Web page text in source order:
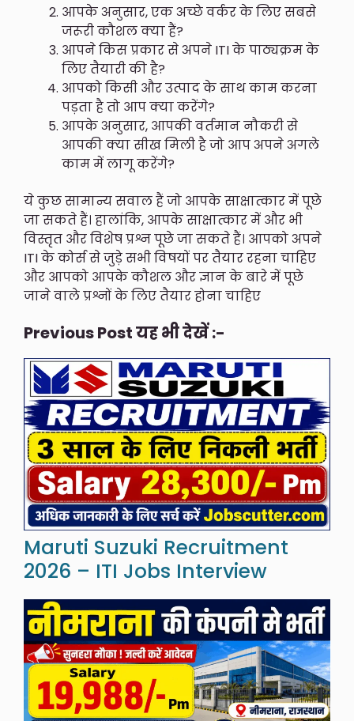
आपके अनुसार, एक अच्छे वर्कर के लिए सबसे
जरूरी कौशल क्या हैं?
आपने किस प्रकार से अपने ITI के पाठ्यक्रम के
लिए तैयारी की है?
आपको किसी और उत्पाद के साथ काम करना
पड़ता है तो आप क्या करेंगे?
आपके अनुसार, आपकी वर्तमान नौकरी से
आपकी क्या सीख मिली है जो आप अपने अगले
काम में लागू करेंगे?
ये कुछ सामान्य सवाल हैं जो आपके साक्षात्कार में पूछे
जा सकते हैं। हालांकि, आपके साक्षात्कार में और भी
विस्तृत और विशेष प्रश्न पूछे जा सकते हैं। आपको अपने
ITI के कोर्स से जुड़े सभी विषयों पर तैयार रहना चाहिए
और आपको आपके कौशल और ज्ञान के बारे में पूछे
जाने वाले प्रश्नों के लिए तैयार होना चाहिए
Previous Post यह भी देखें :-
Maruti Suzuki Recruitment
2026 – ITI Jobs Interview